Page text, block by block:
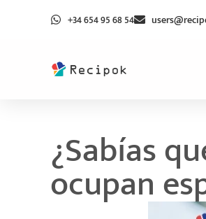
+34 654 95 68 54
¿Sabías
ocupan